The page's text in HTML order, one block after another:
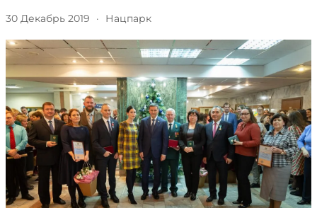
30 Декабрь 2019 · Нацпарк